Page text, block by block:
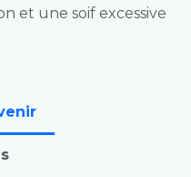
et une soif excessive